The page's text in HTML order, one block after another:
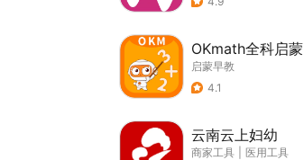
OKmath全科启蒙
启蒙早教
4.1
云南云上妇幼
商家工具
医用工具